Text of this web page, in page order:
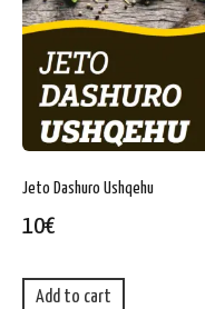
Jeto Dashuro Ushqehu
10€
Add to cart